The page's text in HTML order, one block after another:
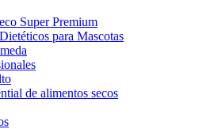
Super Premium
para Mascotas
de alimentos secos